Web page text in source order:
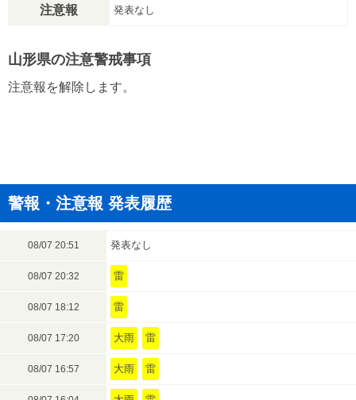
注意報 発表なし
山形県の注意警戒事項
注意報を解除します。
警報・注意報 発表履歴
08/07 20:51 発表なし
08/07 20:32 雷
08/07 18:12 雷
08/07 17:20 大雨 雷
08/07 16:57 大雨 雷